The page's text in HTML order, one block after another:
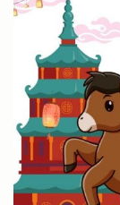
khiến bạn đối
biết cách tận
hoàn toàn có
những thành
chi tiết...